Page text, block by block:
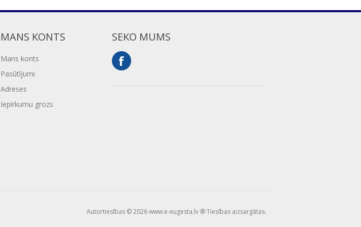
MANS KONTS
Mans konts
Pasūtījumi
Adreses
Iepirkumu grozs
SEKO MUMS
Autortiesības © 2026 www.e-eugesta.lv ® Tiesības aizsargātas.